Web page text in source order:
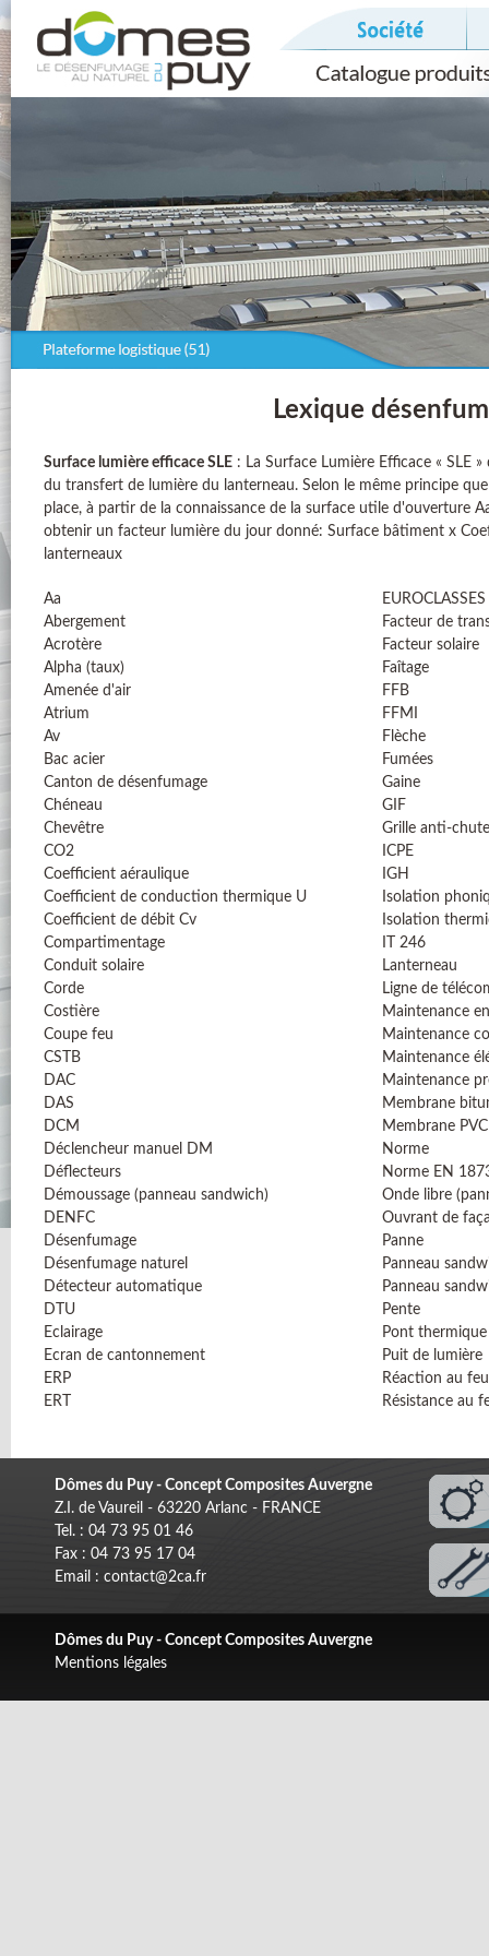
Lexique
Surface lumière efficace SLE : La Surface Lumière Efficace « SLE
du transfert de lumière du lanterneau. Selon le même principe
place, à partir de la connaissance de la surface utile d'ouverture
obtenir un facteur lumière du jour donné: Surface bâtiment x
lanterneaux
Aa
Abergement
Acrotère
Alpha (taux)
Amenée d'air
Atrium
Av
Bac acier
Canton de désenfumage
Chéneau
Chevêtre
CO2
Coefficient aéraulique
Coefficient de conduction thermique U
Coefficient de débit Cv
Compartimentage
Conduit solaire
Corde
Costière
Coupe feu
CSTB
DAC
DAS
DCM
Déclencheur manuel DM
Déflecteurs
Démoussage (panneau sandwich)
DENFC
Désenfumage
Désenfumage naturel
Détecteur automatique
DTU
Eclairage
Ecran de cantonnement
ERP
ERT
EUROCLASSES
Facteur de
Facteur solaire
Faîtage
FFB
FFMI
Flèche
Fumées
Gaine
GIF
Grille anti-chute
ICPE
IGH
Isolation
Isolation
IT 246
Lanterneau
Ligne de
Maintenance
Maintenance
Maintenance
Maintenance
Membrane
Membrane PVC
Norme
Norme EN
Onde libre
Ouvrant de
Panne
Panneau
Panneau
Pente
Pont thermique
Puit de lumière
Réaction au feu
Résistance au
Dômes du Puy - Concept Composites Auvergne
Z.I. de Vaureil - 63220 Arlanc - FRANCE
Tel. : 04 73 95 01 46
Fax : 04 73 95 17 04
Email : contact@2ca.fr
Dômes du Puy - Concept Composites Auvergne
Mentions légales